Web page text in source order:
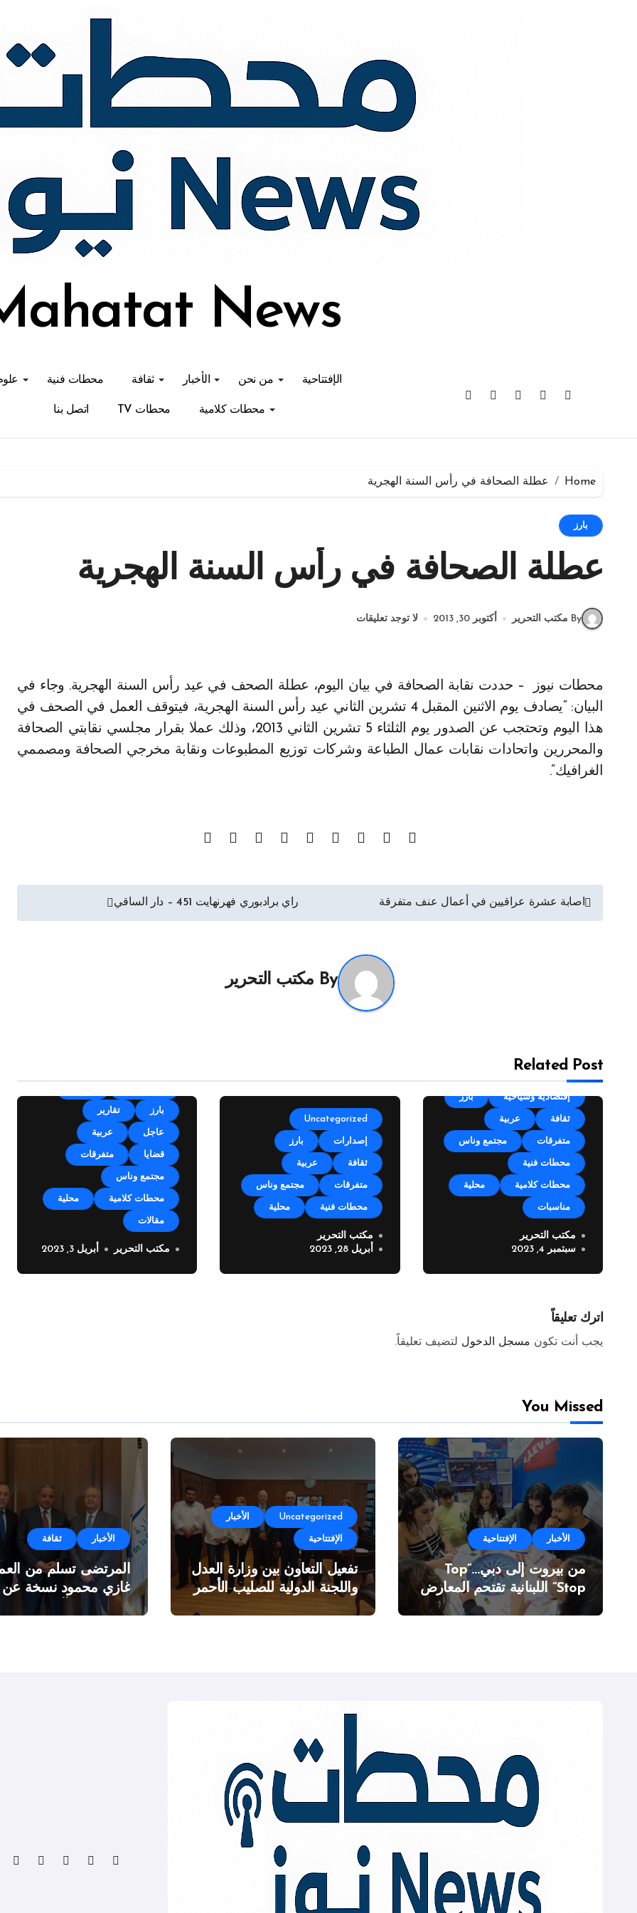
News
الإفتتاحية من نحن الأخبار ثقافة محطات فنية
محطات كلامية محطات TV اتصل بنا
Home عطلة الصحافة في رأس السنة الهجرية
بارز
عطلة الصحافة في رأس السنة الهجرية
By مكتب التحرير أكتوبر 30, 2013 لا توجد تعليقات
محطات نيوز – حددت نقابة الصحافة في بيان اليوم، عطلة الصحف في عيد رأس السنة الهجرية. وجاء في
البيان: “يصادف يوم الاثنين المقبل 4 تشرين الثاني عيد رأس السنة الهجرية، فيتوقف العمل في الصحف في
هذا اليوم وتحتجب عن الصدور يوم الثلثاء 5 تشرين الثاني 2013، وذلك عملا بقرار مجلسي نقابتي الصحافة
والمحررين واتحادات نقابات عمال الطباعة وشركات توزيع المطبوعات ونقابة مخرجي الصحافة ومصممي
الغرافيك”.
تصفّح
اصابة عشرة عراقيين في أعمال عنف متفرقة راي برادبوري فهرنهايت 451 – دار الساقي
By مكتب التحرير
Related Post
إقتصادية وسياحية بارز
ثقافة عربية
متفرقات مجتمع وناس
محطات فنية
محطات كلامية محلية
مناسبات
مهرجان زوق مكايل “بلدتنا
العيد” في نسخته الرابعة
مكتب التحرير
سبتمبر 4, 2023
Uncategorized
إصدارات بارز
ثقافة عربية
متفرقات مجتمع وناس
محطات فنية محلية
الفنان باسل صقر ينضم
الى شركة مدانات ميديا
برودكشن
مكتب التحرير
أبريل 28, 2023
بارز تقارير
عاجل عربية
قضايا متفرقات
مجتمع وناس
محطات كلامية محلية
مقالات
خطوة فريدة من بلدية
زوق مكايل بوجه اصحاب
مكتب التحرير أبريل 3, 2023
اترك تعليقاً
يجب أنت تكون مسجل الدخول لتضيف تعليقاً.
You Missed
الأخبار الإفتتاحية
من بيروت إلى دبي…”Top
Stop” اللبنانية تقتحم المعارض
الدولية
Uncategorized الأخبار
الإفتتاحية
تفعيل التعاون بين وزارة العدل
واللجنة الدولية للصليب الأحمر
الأخبار ثقافة
المرتضى تسلم من
غازي محمود نسخة عن
اطروحته “الآفاق المالية